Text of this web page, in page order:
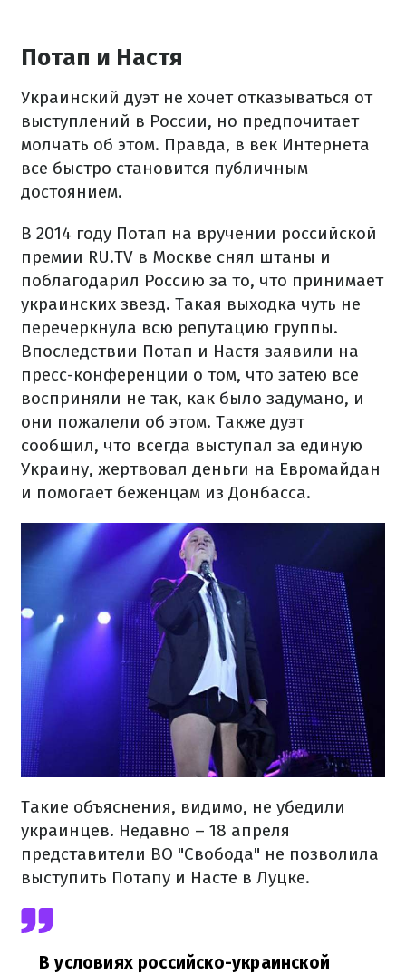
Потап и Настя
Украинский дуэт не хочет отказываться от
выступлений в России, но предпочитает
молчать об этом. Правда, в век Интернета
все быстро становится публичным
достоянием.
В 2014 году Потап на вручении российской
премии RU.TV в Москве снял штаны и
поблагодарил Россию за то, что принимает
украинских звезд. Такая выходка чуть не
перечеркнула всю репутацию группы.
Впоследствии Потап и Настя заявили на
пресс-конференции о том, что затею все
восприняли не так, как было задумано, и
они пожалели об этом. Также дуэт
сообщил, что всегда выступал за единую
Украину, жертвовал деньги на Евромайдан
и помогает беженцам из Донбасса.
Такие объяснения, видимо, не убедили
украинцев. Недавно – 18 апреля
представители ВО "Свобода" не позволила
выступить Потапу и Насте в Луцке.
В условиях российско-украинской